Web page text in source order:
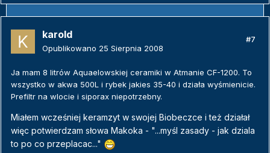
karold
Opublikowano 25 Sierpnia 2008
#7
Ja mam 8 litrów Aquaelowskiej ceramiki w Atmanie CF-1200. To
wszystko w akwa 500L i rybek jakies 35-40 i działa wyśmienicie.
Prefiltr na wlocie i siporax niepotrzebny.
Miałem wcześniej keramzyt w swojej Biobeczce i też działał
więc potwierdzam słowa Makoka - "...myśl zasady - jak dziala
to po co przeplacac..."